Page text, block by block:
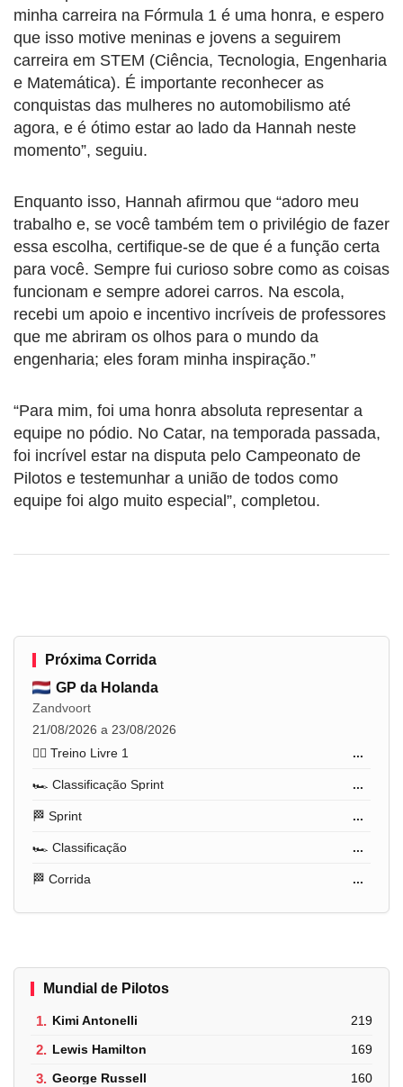
minha carreira na Fórmula 1 é uma honra, e espero
que isso motive meninas e jovens a seguirem
carreira em STEM (Ciência, Tecnologia, Engenharia
e Matemática). É importante reconhecer as
conquistas das mulheres no automobilismo até
agora, e é ótimo estar ao lado da Hannah neste
momento”, seguiu.
Enquanto isso, Hannah afirmou que “adoro meu
trabalho e, se você também tem o privilégio de fazer
essa escolha, certifique-se de que é a função certa
para você. Sempre fui curioso sobre como as coisas
funcionam e sempre adorei carros. Na escola,
recebi um apoio e incentivo incríveis de professores
que me abriram os olhos para o mundo da
engenharia; eles foram minha inspiração.”
“Para mim, foi uma honra absoluta representar a
equipe no pódio. No Catar, na temporada passada,
foi incrível estar na disputa pelo Campeonato de
Pilotos e testemunhar a união de todos como
equipe foi algo muito especial”, completou.
Próxima Corrida
GP da Holanda
Zandvoort
21/08/2026 a 23/08/2026
🏋️‍♂️ Treino Livre 1
...
🏎️ Classificação Sprint ...
🏁 Sprint ...
🏎️ Classificação ...
🏁 Corrida ...
Mundial de Pilotos
1. Kimi Antonelli 219
2. Lewis Hamilton 169
3. George Russell 160